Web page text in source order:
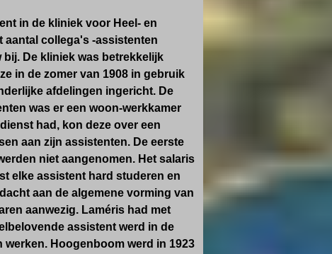
in de kliniek voor Heel- en
aantal collega's -assistenten
bij. De kliniek was betrekkelijk
in de zomer van 1908 in gebruik
afdelingen ingericht. De
was er een woon-werkkamer
had, kon deze over een
aan zijn assistenten. De eerste
niet aangenomen. Het salaris
elke assistent hard studeren en
aan de algemene vorming van
aanwezig. Laméris had met
assistent werd in de
Hoogenboom werd in 1923